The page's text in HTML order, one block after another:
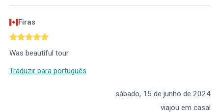
Firas
Was beautiful tour
Traduzir para português
sábado, 15 de junho de 2024
viajou em casal